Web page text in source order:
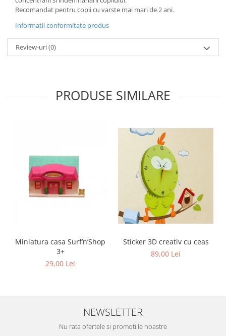
Recomandat pentru copii cu varste mai mari de 2 ani.
Informatii conformitate produs
Review-uri(0)
PRODUSE SIMILARE
Miniatura casa Surf’n’Shop
3+
29,00 Lei
Sticker 3D creativ cu ceas
89,00 Lei
NEWSLETTER
Nu rata ofertele si promotiile noastre